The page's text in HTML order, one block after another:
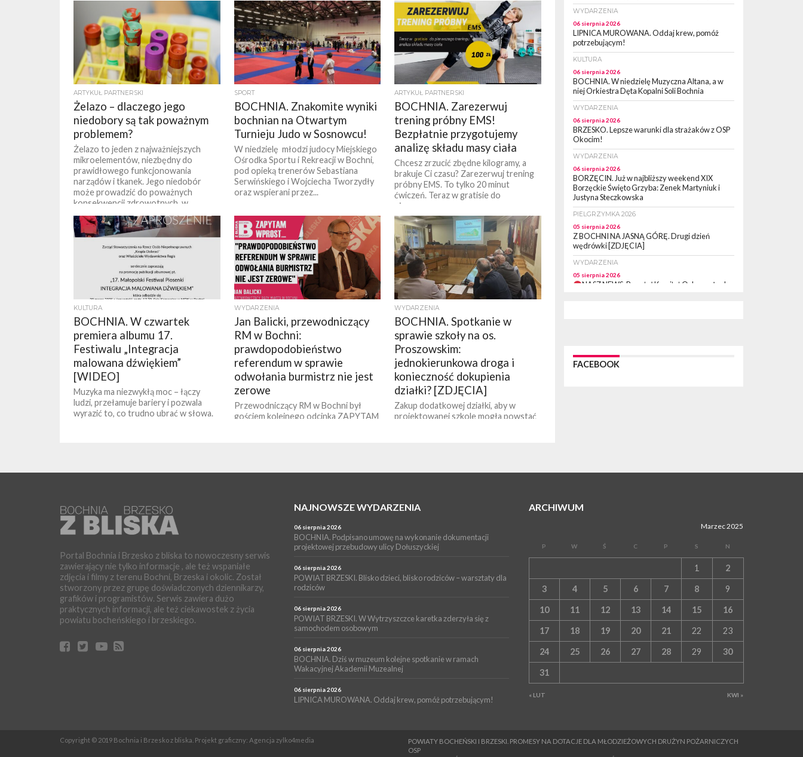
ARTYKUŁ PARTNERSKI
Żelazo – dlaczego jego
niedobory są tak poważnym
problemem?
Żelazo to jeden z najważniejszych
mikroelementów, niezbędny do
prawidłowego funkcjonowania
narządów i tkanek. Jego niedobór
może prowadzić do poważnych
konsekwencji zdrowotnych, w...
SPORT
BOCHNIA. Znakomite wyniki
bochnian na Otwartym
Turnieju Judo w Sosnowcu!
W niedzielę młodzi judocy Miejskiego
Ośrodka Sportu i Rekreacji w Bochni,
pod opieką trenerów Sebastiana
Serwińskiego i Wojciecha Tworzydły
oraz wspierani przez...
ARTYKUŁ PARTNERSKI
BOCHNIA. Zarezerwuj
trening próbny EMS!
Bezpłatnie przygotujemy
analizę składu masy ciała
Chcesz zrzucić zbędne kilogramy, a
brakuje Ci czasu? Zarezerwuj trening
próbny EMS. To tylko 20 minut
ćwiczeń. Teraz w gratisie do
pierwszego...
KULTURA
BOCHNIA. W czwartek
premiera albumu 17.
Festiwalu „Integracja
malowana dźwiękiem”
[WIDEO]
Muzyka ma niezwykłą moc – łączy
ludzi, przełamuje bariery i pozwala
wyrazić to, co trudno ubrać w słowa.
WYDARZENIA
Jan Balicki, przewodniczący
RM w Bochni:
prawdopodobieństwo
referendum w sprawie
odwołania burmistrz nie jest
zerowe
Przewodniczący RM w Bochni był
gościem kolejnego odcinka ZAPYTAM
WYDARZENIA
BOCHNIA. Spotkanie w
sprawie szkoły na os.
Proszowskim:
jednokierunkowa droga i
konieczność dokupienia
działki? [ZDJĘCIA]
Zakup dodatkowej działki, aby w
projektowanej szkole mogła powstać
WYDARZENIA
06 sierpnia 2026
LIPNICA MUROWANA. Oddaj krew, pomóż
potrzebującym!
KULTURA
06 sierpnia 2026
BOCHNIA. W niedzielę Muzyczna Altana, a w
niej Orkiestra Dęta Kopalni Soli Bochnia
WYDARZENIA
06 sierpnia 2026
BRZESKO. Lepsze warunki dla strażaków z OSP
Okocim!
WYDARZENIA
06 sierpnia 2026
BORZĘCIN. Już w najbliższy weekend XIX
Borzęckie Święto Grzyba: Zenek Martyniuk i
Justyna Steczkowska
PIELGRZYMKA 2026
05 sierpnia 2026
Z BOCHNI NA JASNĄ GÓRĘ. Drugi dzień
wędrówki [ZDJĘCIA]
WYDARZENIA
05 sierpnia 2026
NASZ NEWS. Powstał Komitet Ochrony Ładu
WYDARZENIA
WYDARZENIA
szpitala w Krakowie
Z BOCHNI NA JASNĄ GÓRĘ. Pierwszy dzień
wędrówki [ZDJĘCIA]
WYDARZENIA
04 sierpnia 2026
BRZESKO. Śledczy wyjaśniają, jak doszło do
śmierci 32-letniego mężczyzny
BOCHNIA. Rusza Gospelowe Lato. To będą
BOCHNIA. W niedzielę XXXII Memoriałowy
FACEBOOK
Portal Bochnia i Brzesko z bliska to nowoczesny serwis
zawierający nie tylko informacje , ale też wspaniałe
zdjęcia i filmy z terenu Bochni, Brzeska i okolic. Został
stworzony przez grupę doświadczonych dziennikarzy,
grafików i programistów. Serwis zawiera dużo
praktycznych informacji, ale też ciekawostek z życia
powiatu bocheńskiego i brzeskiego.
NAJNOWSZE WYDARZENIA
06 sierpnia 2026
BOCHNIA. Podpisano umowę na wykonanie dokumentacji
projektowej przebudowy ulicy Dołuszyckiej
06 sierpnia 2026
POWIAT BRZESKI. Blisko dzieci, blisko rodziców – warsztaty dla
rodziców
06 sierpnia 2026
POWIAT BRZESKI. W Wytrzyszczce karetka zderzyła się z
samochodem osobowym
06 sierpnia 2026
BOCHNIA. Dziś w muzeum kolejne spotkanie w ramach
Wakacyjnej Akademii Muzealnej
06 sierpnia 2026
LIPNICA MUROWANA. Oddaj krew, pomóż potrzebującym!
ARCHIWUM
Marzec 2025
P W Ś C P S N
« LUT KWI »
1 2
3 4 5 6 7 8 9
10 11 12 13 14 15 16
17 18 19 20 21 22 23
24 25 26 27 28 29 30
31
POWIATY BOCHEŃSKI I BRZESKI. PROMESY NA DOTACJE DLA MŁODZIEŻOWYCH DRUŻYN POŻARNICZYCH
OSP
Copyright © 2019 Bochnia i Brzesko z bliska. Projekt graficzny: Agencja zylko4media